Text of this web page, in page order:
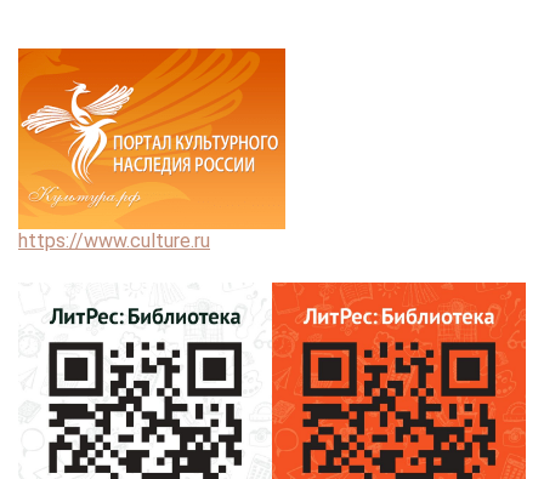
https://www.culture.ru